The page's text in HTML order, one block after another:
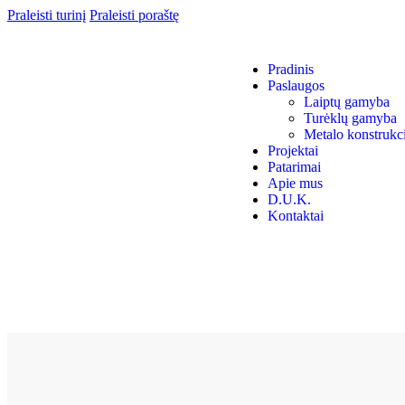
Praleisti turinį Praleisti poraštę
Pradinis
Paslaugos
Laiptų gamyba
Turėklų gamyba
Metalo
Projektai
Patarimai
Apie mus
D.U.K.
Kontaktai